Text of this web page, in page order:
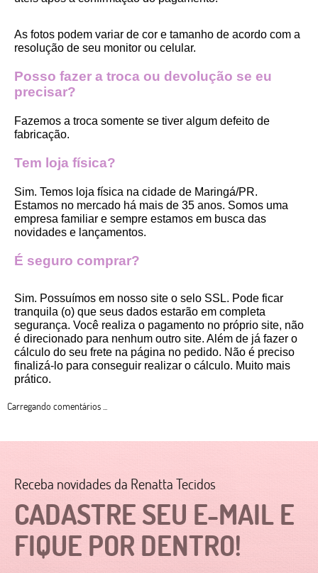
As fotos podem variar de cor e tamanho de acordo com a
resolução de seu monitor ou celular.
Posso fazer a troca ou devolução se eu
precisar?
Fazemos a troca somente se tiver algum defeito de
fabricação.
Tem loja física?
Sim. Temos loja física na cidade de Maringá/PR.
Estamos no mercado há mais de 35 anos. Somos uma
empresa familiar e sempre estamos em busca das
novidades e lançamentos.
É seguro comprar?
Sim. Possuímos em nosso site o selo SSL. Pode ficar
tranquila (o) que seus dados estarão em completa
segurança. Você realiza o pagamento no próprio site, não
é direcionado para nenhum outro site. Além de já fazer o
cálculo do seu frete na página no pedido. Não é preciso
finalizá-lo para conseguir realizar o cálculo. Muito mais
prático.
Carregando comentários ...
CADASTRE SEU E-MAIL E
FIQUE POR DENTRO!
Receba novidades da Renatta Tecidos